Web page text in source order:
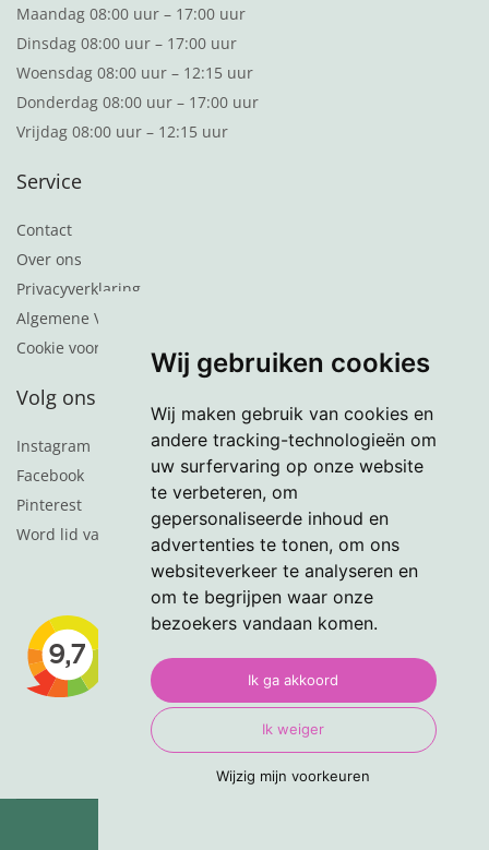
Wij gebruiken cookies
Wij maken gebruik van cookies en
andere tracking-technologieën om
uw surfervaring op onze website
te verbeteren, om
gepersonaliseerde inhoud en
advertenties te tonen, om ons
websiteverkeer te analyseren en
om te begrijpen waar onze
bezoekers vandaan komen.
Ik ga akkoord
Ik weiger
Wijzig mijn voorkeuren
Maandag 08:00 uur – 17:00 uur
Dinsdag 08:00 uur – 17:00 uur
Woensdag 08:00 uur – 12:15 uur
Donderdag 08:00 uur – 17:00 uur
Vrijdag 08:00 uur – 12:15 uur
Service
Contact
Over ons
Privacyverklaring
Algemene Voorwaarden
Cookie voorkeuren
Volg ons
Instagram
Facebook
Pinterest
Word lid van de nieuwsbrief